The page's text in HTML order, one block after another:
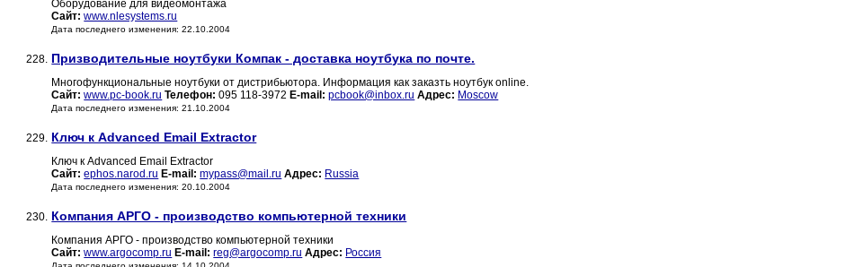
Оборудование для видеомонтажа
Сайт: www.nlesystems.ru
Дата последнего изменения: 22.10.2004
228. Призводительные ноутбуки Компак - доставка ноутбука по почте.
Многофункциональные ноутбуки от дистрибьютора. Информация как заказть ноутбук online.
Сайт: www.pc-book.ru Телефон: 095 118-3972 E-mail: pcbook@inbox.ru Адрес: Moscow
Дата последнего изменения: 21.10.2004
229. Ключ к Advanced Email Extractor
Ключ к Advanced Email Extractor
Сайт: ephos.narod.ru E-mail: mypass@mail.ru Адрес: Russia
Дата последнего изменения: 20.10.2004
230. Компания АРГО - производство компьютерной техники
Компания АРГО - производство компьютерной техники
Сайт: www.argocomp.ru E-mail: reg@argocomp.ru Адрес: Россия